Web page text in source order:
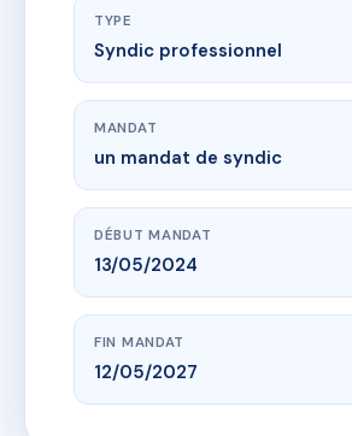
TYPE
Syndic professionnel
MANDAT
un mandat de syndic
DÉBUT MANDAT
13/05/2024
FIN MANDAT
12/05/2027